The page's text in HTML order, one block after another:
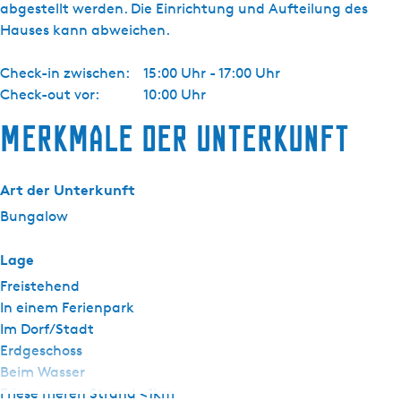
abgestellt werden. Die Einrichtung und Aufteilung des
Hauses kann abweichen.
Check-in zwischen:
15:00 Uhr - 17:00 Uhr
Check-out vor:
10:00 Uhr
Merkmale der Unterkunft
Art der Unterkunft
Bungalow
Lage
Freistehend
In einem Ferienpark
Im Dorf/Stadt
Erdgeschoss
Beim Wasser
Friese meren Strand <1km